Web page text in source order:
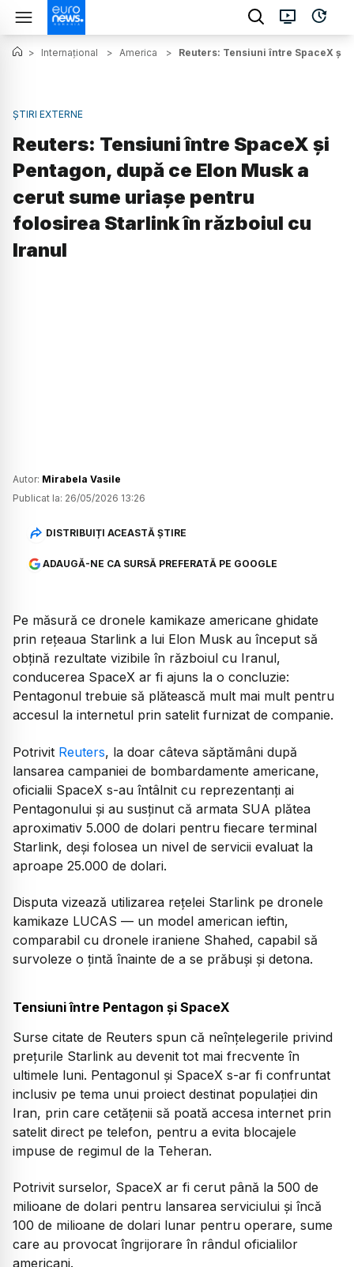
> Internațional > America > Reuters: Tensiuni între SpaceX și
ȘTIRI EXTERNE
Reuters: Tensiuni între SpaceX și
Pentagon, după ce Elon Musk a
cerut sume uriașe pentru
folosirea Starlink în războiul cu
Iranul
Autor: Mirabela Vasile
Publicat la: 26/05/2026 13:26
DISTRIBUIȚI ACEASTĂ ȘTIRE
ADAUGĂ-NE CA SURSĂ PREFERATĂ PE GOOGLE
Pe măsură ce dronele kamikaze americane ghidate
prin rețeaua Starlink a lui Elon Musk au început să
obțină rezultate vizibile în războiul cu Iranul,
conducerea SpaceX ar fi ajuns la o concluzie:
Pentagonul trebuie să plătească mult mai mult pentru
accesul la internetul prin satelit furnizat de companie.
Potrivit Reuters, la doar câteva săptămâni după
lansarea campaniei de bombardamente americane,
oficialii SpaceX s-au întâlnit cu reprezentanți ai
Pentagonului și au susținut că armata SUA plătea
aproximativ 5.000 de dolari pentru fiecare terminal
Starlink, deși folosea un nivel de servicii evaluat la
aproape 25.000 de dolari.
Disputa vizează utilizarea rețelei Starlink pe dronele
kamikaze LUCAS — un model american ieftin,
comparabil cu dronele iraniene Shahed, capabil să
survoleze o țintă înainte de a se prăbuși și detona.
Tensiuni între Pentagon și SpaceX
Surse citate de Reuters spun că neînțelegerile privind
prețurile Starlink au devenit tot mai frecvente în
ultimele luni. Pentagonul și SpaceX s-ar fi confruntat
inclusiv pe tema unui proiect destinat populației din
Iran, prin care cetățenii să poată accesa internet prin
satelit direct pe telefon, pentru a evita blocajele
impuse de regimul de la Teheran.
Potrivit surselor, SpaceX ar fi cerut până la 500 de
milioane de dolari pentru lansarea serviciului și încă
100 de milioane de dolari lunar pentru operare, sume
care au provocat îngrijorare în rândul oficialilor
americani.